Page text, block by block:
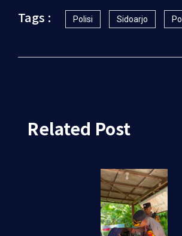
Tags : Polisi Sidoarjo
Related Post